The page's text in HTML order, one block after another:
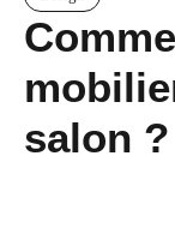
salon ?